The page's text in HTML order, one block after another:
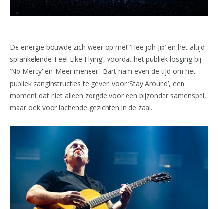
De energie bouwde zich weer op met ‘Hee joh Jip’ en het altijd
sprankelende ‘Feel Like Flying’, voordat het publiek losging bij
‘No Mercy’ en ‘Meer meneer’. Bart nam even de tijd om het
publiek zanginstructies te geven voor ‘Stay Around’, een
moment dat niet alleen zorgde voor een bijzonder samenspel,
maar ook voor lachende gezichten in de zaal.